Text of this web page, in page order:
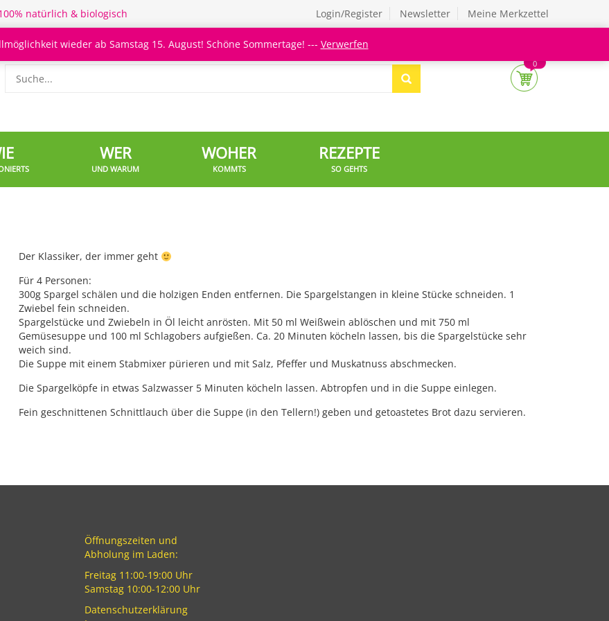
natürlich & biologisch Login/Register Newsletter Meine Merkzettel
0
WER
UND WARUM
WOHER
KOMMTS
REZEPTE
SO GEHTS
Der Klassiker, der immer geht
Für 4 Personen:
300g Spargel schälen und die holzigen Enden entfernen. Die Spargelstangen in kleine Stücke schneiden. 1
Zwiebel fein schneiden.
Spargelstücke und Zwiebeln in Öl leicht anrösten. Mit 50 ml Weißwein ablöschen und mit 750 ml
Gemüsesuppe und 100 ml Schlagobers aufgießen. Ca. 20 Minuten köcheln lassen, bis die Spargelstücke sehr
weich sind.
Die Suppe mit einem Stabmixer pürieren und mit Salz, Pfeffer und Muskatnuss abschmecken.
Die Spargelköpfe in etwas Salzwasser 5 Minuten köcheln lassen. Abtropfen und in die Suppe einlegen.
Fein geschnittenen Schnittlauch über die Suppe (in den Tellern!) geben und getoastetes Brot dazu servieren.
Öffnungszeiten und
Abholung im Laden:
Freitag 11:00-19:00 Uhr
Samstag 10:00-12:00 Uhr
Datenschutzerklärung
wieder ab Samstag 15. August! Schöne Sommertage! --- Verwerfen